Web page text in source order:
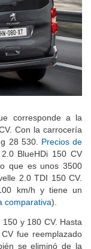
corresponde a la
Con la carrocería
28 530.Precios de
BlueHDi 150 CV
que es unos 3500
2.0 TDI 150 CV.
km/h y tiene un
y 180 CV. Hasta
fue reemplazado